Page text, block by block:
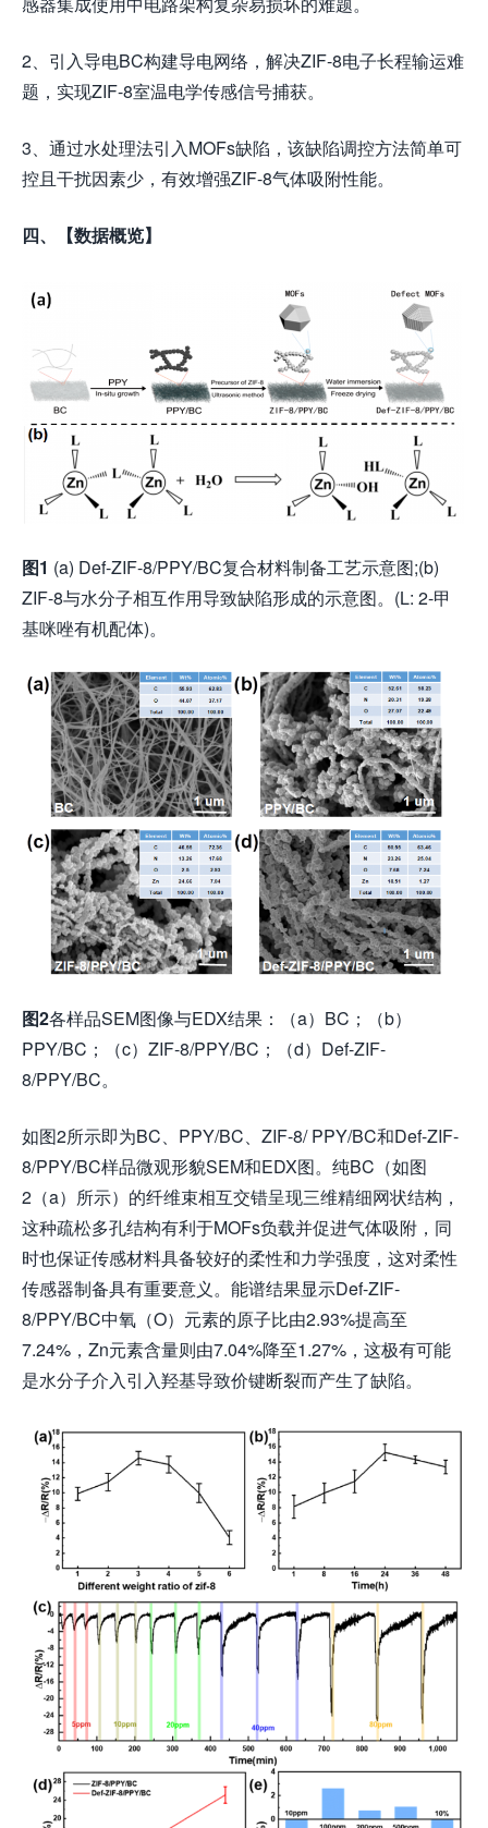
2、引入导电BC构建导电网络，解决ZIF-8电子长程输运难
题，实现ZIF-8室温电学传感信号捕获。
3、通过水处理法引入MOFs缺陷，该缺陷调控方法简单可
控且干扰因素少，有效增强ZIF-8气体吸附性能。
四、【数据概览】
图1 (a) Def-ZIF-8/PPY/BC复合材料制备工艺示意图;(b)
ZIF-8与水分子相互作用导致缺陷形成的示意图。(L: 2-甲
基咪唑有机配体)。
图2各样品SEM图像与EDX结果：（a）BC；（b）
PPY/BC；（c）ZIF-8/PPY/BC；（d）Def-ZIF-
8/PPY/BC。
如图2所示即为BC、PPY/BC、ZIF-8/ PPY/BC和Def-ZIF-
8/PPY/BC样品微观形貌SEM和EDX图。纯BC（如图
2（a）所示）的纤维束相互交错呈现三维精细网状结构，
这种疏松多孔结构有利于MOFs负载并促进气体吸附，同
时也保证传感材料具备较好的柔性和力学强度，这对柔性
传感器制备具有重要意义。能谱结果显示Def-ZIF-
8/PPY/BC中氧（O）元素的原子比由2.93%提高至
7.24%，Zn元素含量则由7.04%降至1.27%，这极有可能
是水分子介入引入羟基导致价键断裂而产生了缺陷。